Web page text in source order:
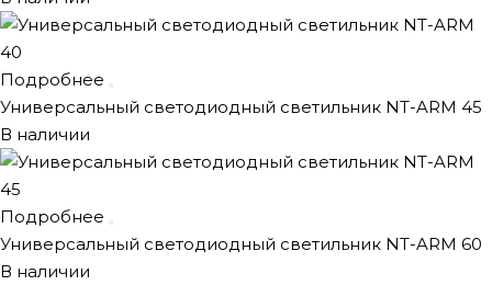
Подробнее
Универсальный светодиодный светильник NT-ARM 45
В наличии
Подробнее
Универсальный светодиодный светильник NT-ARM 60
В наличии